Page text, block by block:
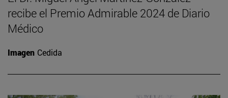
recibe el Premio Admirable 2024 de Diario
Médico
Imagen Cedida